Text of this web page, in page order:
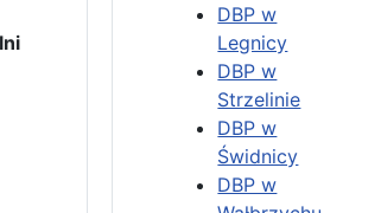
DBP w
Legnicy
DBP w
Strzelinie
DBP w
Świdnicy
DBP w